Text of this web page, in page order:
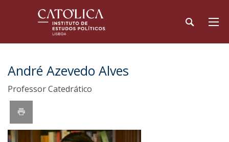
André Azevedo Alves
Professor Catedrático